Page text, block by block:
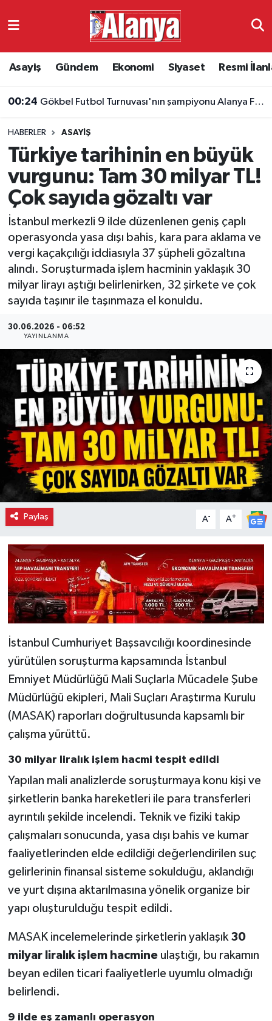
Asayiş Gündem Ekonomi Siyaset Resmi
00:24 Gökbel Futbol Turnuvası'nın şampiyonu Alanya Fenerbahçeliler Derneği
HABERLER ASAYIŞ
Türkiye tarihinin en büyük
vurgunu: Tam 30 milyar TL!
Çok sayıda gözaltı var
İstanbul merkezli 9 ilde düzenlenen geniş çaplı
operasyonda yasa dışı bahis, kara para aklama ve
vergi kaçakçılığı iddiasıyla 37 şüpheli gözaltına
alındı. Soruşturmada işlem hacminin yaklaşık 30
milyar lirayı aştığı belirlenirken, 32 şirkete ve çok
sayıda taşınır ile taşınmaza el konuldu.
30.06.2026 - 06:52
YAYINLANMA
Paylaş A- A+
İstanbul Cumhuriyet Başsavcılığı koordinesinde
yürütülen soruşturma kapsamında İstanbul
Emniyet Müdürlüğü Mali Suçlarla Mücadele Şube
Müdürlüğü ekipleri, Mali Suçları Araştırma Kurulu
(MASAK) raporları doğrultusunda kapsamlı bir
çalışma yürüttü.
30 milyar liralık işlem hacmi tespit edildi
Yapılan mali analizlerde soruşturmaya konu kişi ve
şirketlerin banka hareketleri ile para transferleri
ayrıntılı şekilde incelendi. Teknik ve fiziki takip
çalışmaları sonucunda, yasa dışı bahis ve kumar
faaliyetlerinden elde edildiği değerlendirilen suç
gelirlerinin finansal sisteme sokulduğu, aklandığı
ve yurt dışına aktarılmasına yönelik organize bir
yapı oluşturulduğu tespit edildi.
MASAK incelemelerinde şirketlerin yaklaşık 30
milyar liralık işlem hacmineulaştığı, bu rakamın
beyan edilen ticari faaliyetlerle uyumlu olmadığı
belirlendi.
9 ilde eş zamanlı operasyon
Ekonomi
Resmi İlanlar
Alanyaspor
E-Gazete
Antalya Namaz Vakitleri
Antalya Trafik Yoğunluk Haritası
Süper Lig Puan Durumu ve Fikstür
Tüm Manşetler
Son Dakika Haberleri
Haber Arşivi